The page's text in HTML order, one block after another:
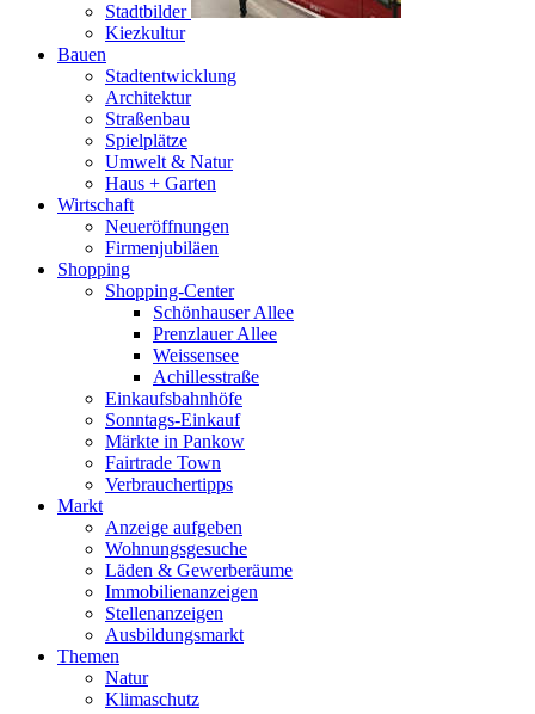
Stadtbilder
Kiezkultur
Bauen
Stadtentwicklung
Architektur
Straßenbau
Spielplätze
Umwelt & Natur
Haus + Garten
Wirtschaft
Neueröffnungen
Firmenjubiläen
Shopping
Shopping-Center
Schönhauser Allee
Prenzlauer Allee
Weissensee
Achillesstraße
Einkaufsbahnhöfe
Sonntags-Einkauf
Märkte in Pankow
Fairtrade Town
Verbrauchertipps
Markt
Anzeige aufgeben
Wohnungsgesuche
Läden & Gewerberäume
Immobilienanzeigen
Stellenanzeigen
Ausbildungsmarkt
Themen
Natur
Klimaschutz